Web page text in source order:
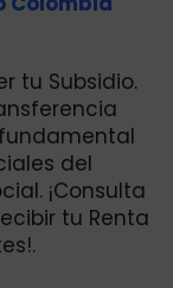
tu Subsidio.
del
¡Consulta
tu Renta